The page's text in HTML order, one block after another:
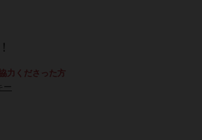
力くださった方
ー